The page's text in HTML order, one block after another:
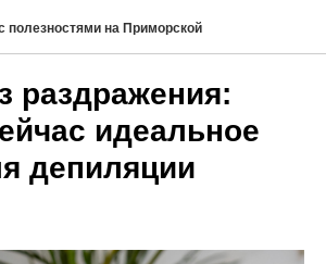
полезностями на Приморской
раздражения:
идеальное
депиляции